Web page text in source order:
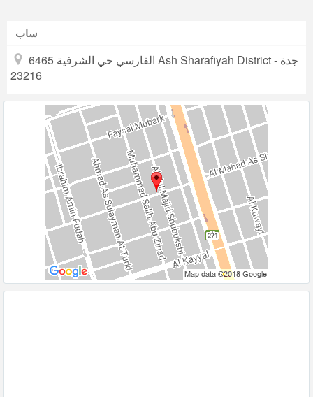
ساب
6465 الفارسي حي الشرفية Ash Sharafiyah District - جدة
23216